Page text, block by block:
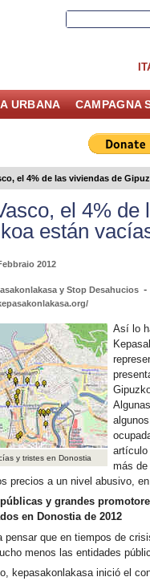
URBANA CAMPAGNA
el 4% de las viviendas de
el 4% de
están
2012
y Stop Desahucios -
y tristes en Donostia
Así lo
artículo
más
precios a un nivel abusivo,
y grandes
en Donostia de 2012
pensar que en tiempos de
menos las entidades
kepasakonlakasa inició el